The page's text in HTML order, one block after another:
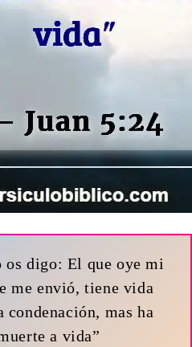
os digo: El que oye mi
me envió, tiene vida
condenación, mas ha
a vida”